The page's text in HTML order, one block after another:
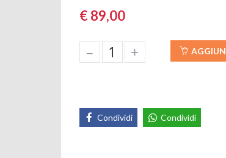
€ 89,00
– +
Condividi Condividi